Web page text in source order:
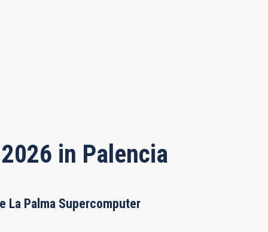
in Palencia
La Palma Supercomputer